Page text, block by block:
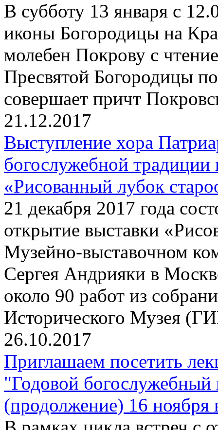
В субботу 13 января с
иконы Богородицы на
молебен Покрову с
Пресвятой Богородицы
совершает причт
21.12.2017
Выступление хора
богослужебной традиции
«Рисованный лубок
21 декабря 2017 года
открытие выставки
Музейно-выставочном
Сергея Андрияки в
около 90 работ из
Исторического Музея
26.10.2017
Приглашаем посетить
"Годовой богослужебный
(продолжение) 16 ноября